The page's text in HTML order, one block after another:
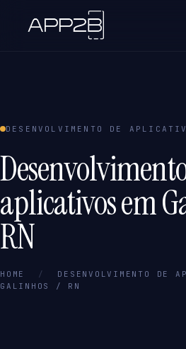
DESENVOLVIMENTO DE
aplicativos em
RN
HOME /
DESENVOLVIMENTO DE
GALINHOS / RN